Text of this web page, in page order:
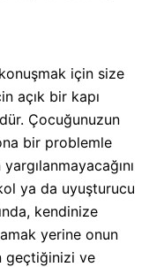
için size
açık bir kapı
Çocuğunuzun
bir problemle
ya da uyuşturucu
kendinize
yerine onun
geçtiğinizi ve